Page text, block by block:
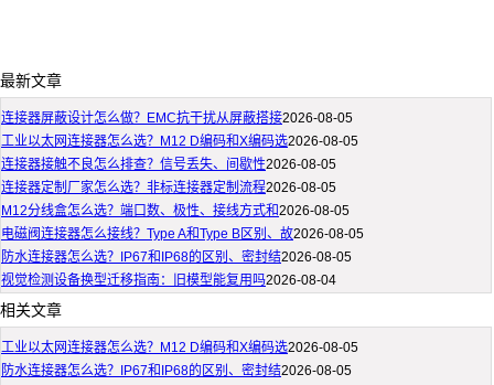
最新文章
连接器屏蔽设计怎么做？EMC抗干扰从屏蔽搭接2026-08-05
工业以太网连接器怎么选？M12 D编码和X编码选2026-08-05
连接器接触不良怎么排查？信号丢失、间歇性2026-08-05
连接器定制厂家怎么选？非标连接器定制流程2026-08-05
M12分线盒怎么选？端口数、极性、接线方式和2026-08-05
电磁阀连接器怎么接线？Type A和Type B区别、故2026-08-05
防水连接器怎么选？IP67和IP68的区别、密封结2026-08-05
视觉检测设备换型迁移指南：旧模型能复用吗2026-08-04
相关文章
工业以太网连接器怎么选？M12 D编码和X编码选2026-08-05
防水连接器怎么选？IP67和IP68的区别、密封结2026-08-05